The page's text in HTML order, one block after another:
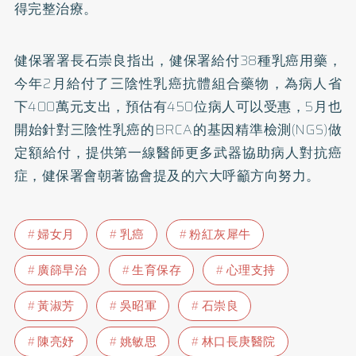
得完整治療。
健保署署長石崇良指出，健保署給付38種乳癌用藥，
今年2月給付了三陰性乳癌抗體組合藥物，為病人省
下400萬元支出，預估有450位病人可以受惠，5月也
開始針對三陰性乳癌的BRCA的基因精準檢測(NGS)做
定額給付，提供第一線醫師更多武器協助病人對抗癌
症，健保署會朝著協會提及的六大呼籲方向努力。
婦女月 乳癌
粉紅灰犀牛
廣篩早治
生育保存
心理支持
黃淑芳
吳昭軍
石崇良
陳亮妤
姚敏思 林口長庚醫院